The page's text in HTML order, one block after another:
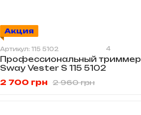
Акция
Артикул: 115 5102 4
Профессиональный триммер
Sway Vester S 115 5102
2 960 грн
2 700 грн